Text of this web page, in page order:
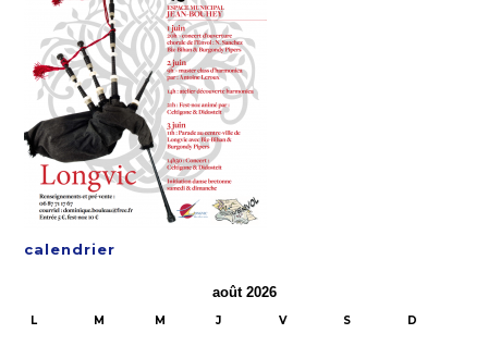
calendrier
août 2026
L M M J V S D